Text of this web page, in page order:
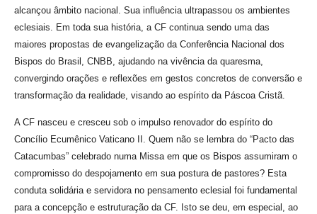
alcançou âmbito nacional. Sua influência ultrapassou os ambientes
eclesiais. Em toda sua história, a CF continua sendo uma das
maiores propostas de evangelização da Conferência Nacional dos
Bispos do Brasil, CNBB, ajudando na vivência da quaresma,
convergindo orações e reflexões em gestos concretos de conversão e
transformação da realidade, visando ao espírito da Páscoa Cristã.
A CF nasceu e cresceu sob o impulso renovador do espírito do
Concílio Ecumênico Vaticano II. Quem não se lembra do “Pacto das
Catacumbas” celebrado numa Missa em que os Bispos assumiram o
compromisso do despojamento em sua postura de pastores? Esta
conduta solidária e servidora no pensamento eclesial foi fundamental
para a concepção e estruturação da CF. Isto se deu, em especial, ao